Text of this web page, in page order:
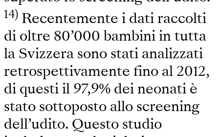
14) Recentemente i dati raccolti
di oltre 80’000 bambini in tutta
la Svizzera sono stati analizzati
retrospettivamente fino al 2012,
di questi il 97,9% dei neonati è
stato sottoposto allo screening
dell’udito. Questo studio